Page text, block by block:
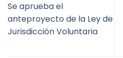
Se aprueba el
anteproyecto de la Ley de
Jurisdicción Voluntaria